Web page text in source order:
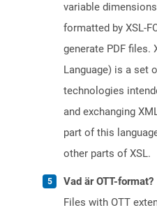
variable
formatted by XSL-
generate PDF files.
Language) is a set
technologies
and exchanging
part of this
other parts of XSL.
Vad är OTT-format?
Files with OTT